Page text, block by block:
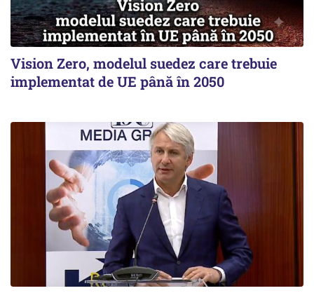
Vision Zero, modelul suedez care trebuie
implementat de UE până în 2050